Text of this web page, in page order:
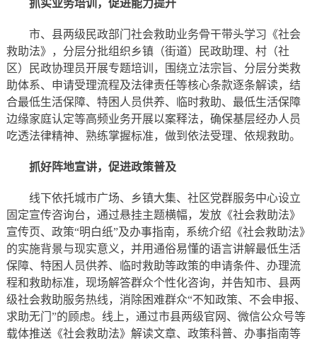
抓实业务培训，促进能力提升
市、县两级民政部门社会救助业务骨干带头学习《社会
救助法》，分层分批组织乡镇（街道）民政助理、村（社
区）民政协理员开展专题培训，围绕立法宗旨、分层分类救
助体系、申请受理流程及法律责任等核心条款逐条解读，结
合最低生活保障、特困人员供养、临时救助、最低生活保障
边缘家庭认定等高频业务开展以案释法，确保基层经办人员
吃透法律精神、熟练掌握标准，做到依法受理、依规救助。
抓好阵地宣讲，促进政策普及
线下依托城市广场、乡镇大集、社区党群服务中心设立
固定宣传咨询台，通过悬挂主题横幅，发放《社会救助法》
宣传页、政策“明白纸”及办事指南，系统介绍《社会救助法》
的实施背景与现实意义，并用通俗易懂的语言讲解最低生活
保障、特困人员供养、临时救助等政策的申请条件、办理流
程和救助标准，现场解答群众个性化咨询，并告知市、县两
级社会救助服务热线，消除困难群众“不知政策、不会申报、
求助无门”的顾虑。线上，通过市县两级官网、微信公众号等
载体推送《社会救助法》解读文章、政策科普、办事指南等